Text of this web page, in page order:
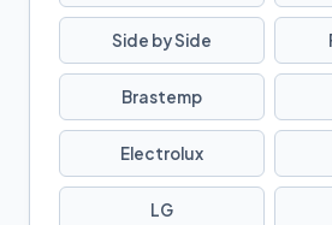
Side by Side
Brastemp
Electrolux
LG